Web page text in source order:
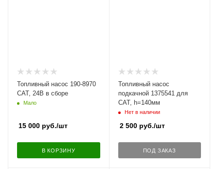
Топливный насос 190-8970
CAT, 24В в сборе
Мало
15 000 руб./шт
В КОРЗИНУ
Топливный насос
подкачной 1375541 для
CAT, h=140мм
Нет в наличии
2 500руб./шт
ПОД ЗАКАЗ